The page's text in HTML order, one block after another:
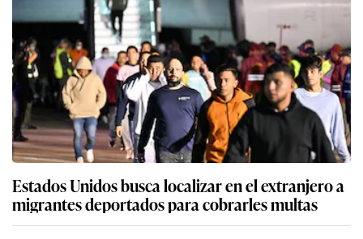
Estados Unidos busca localizar en el extranjero a
migrantes deportados para cobrarles multas